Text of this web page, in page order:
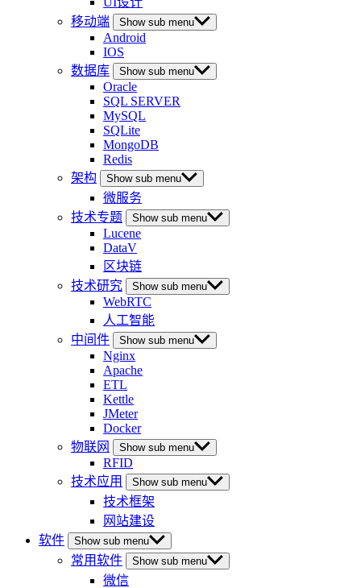
移动端
Show sub menu
Android
IOS
数据库
Show sub menu
Oracle
SQL SERVER
MySQL
SQLite
MongoDB
Redis
架构
Show sub menu
微服务
技术专题
Show sub menu
Lucene
DataV
区块链
技术研究
Show sub menu
WebRTC
人工智能
中间件
Show sub menu
Nginx
Apache
ETL
Kettle
JMeter
Docker
物联网
Show sub menu
RFID
技术应用
Show sub menu
技术框架
网站建设
软件
Show sub menu
常用软件 Show sub menu
微信